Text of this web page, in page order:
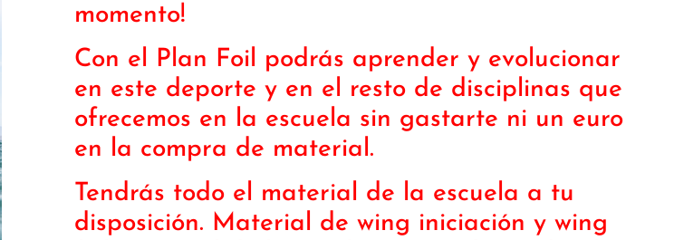
momento!
Con el Plan Foil podrás aprender y evolucionar
en este deporte y en el resto de disciplinas que
ofrecemos en la escuela sin gastarte ni un euro
en la compra de material.
Tendrás todo el material de la escuela a tu
disposición. Material de wing iniciación y wing